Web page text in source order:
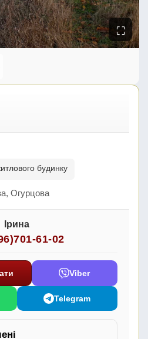
⛶
будинку
Огурцова
Ірина
61-02
Viber
Telegram